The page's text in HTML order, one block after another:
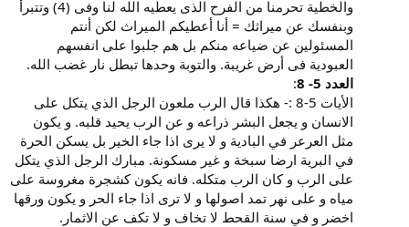
والخطية تحرمنا من الفرح الذى يعطيه الله لنا وفى (4) وتتبرأ
وبنفسك عن ميراثك = أنا أعطيكم الميراث لكن أنتم
المسئولين عن ضياعه منكم بل هم جلبوا على انفسهم
العبودية فى أرض غريبة. والتوبة وحدها تبطل نار غضب الله.
العدد 5- 8
:
الأيات 5-8 :- هكذا قال الرب ملعون الرجل الذي يتكل على
الانسان و يجعل البشر ذراعه و عن الرب يحيد قلبه. و يكون
مثل العرعر في البادية و لا يرى اذا جاء الخير بل يسكن الحرة
في البرية ارضا سبخة و غير مسكونة. مبارك الرجل الذي يتكل
على الرب و كان الرب متكله. فانه يكون كشجرة مغروسة على
مياه و على نهر تمد اصولها و لا ترى اذا جاء الحر و يكون ورقها
اخضر و في سنة القحط لا تخاف و لا تكف عن الاثمار.